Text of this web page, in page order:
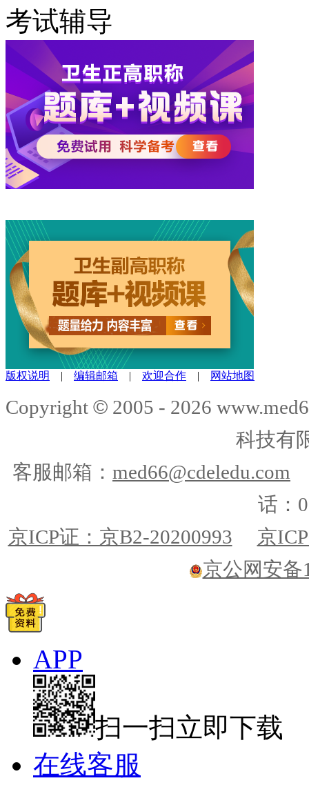
考试辅导
版权说明 | 编辑邮箱 | 欢迎合作 | 网站地图
Copyright © 2005 - 2026
科技有
客服邮箱： med66@cdeledu.com
话：
京ICP证：京B2-20200993
京
京公网安备
APP
扫一扫立即下载
在线客服